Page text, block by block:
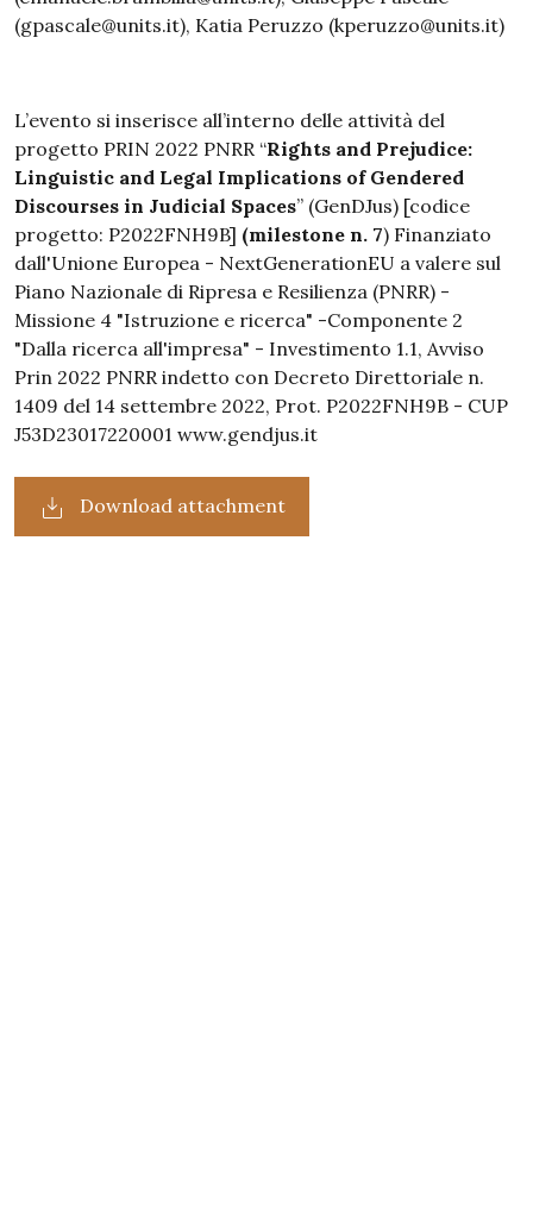
(gpascale@units.it), Katia Peruzzo (kperuzzo@units.it)
L’evento si inserisce all’interno delle attività del
progetto PRIN 2022 PNRR “Rights and Prejudice:
Linguistic and Legal Implications of Gendered
Discourses in Judicial Spaces” (GenDJus) [codice
progetto: P2022FNH9B] (milestone n. 7) Finanziato
dall'Unione Europea - NextGenerationEU a valere sul
Piano Nazionale di Ripresa e Resilienza (PNRR) -
Missione 4 "Istruzione e ricerca" -Componente 2
"Dalla ricerca all'impresa" - Investimento 1.1, Avviso
Prin 2022 PNRR indetto con Decreto Direttoriale n.
1409 del 14 settembre 2022, Prot. P2022FNH9B - CUP
J53D23017220001 www.gendjus.it
Download attachment